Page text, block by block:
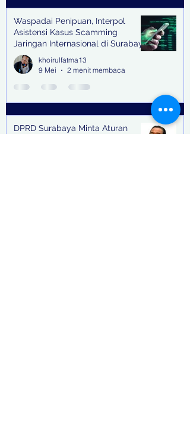
Waspadai Penipuan, Interpol
Asistensi Kasus Scamming
Jaringan Internasional di Surabaya
khoirulfatma13
9 Mei
2 menit membaca
DPRD Surabaya Minta Aturan